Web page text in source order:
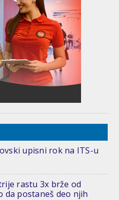
upisni rok na ITS-u
rastu 3x brže od
da postaneš deo njih